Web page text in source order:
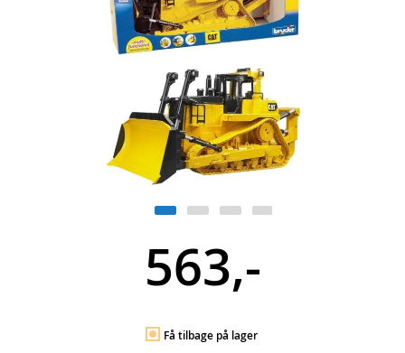
563,-
Få tilbage på lager